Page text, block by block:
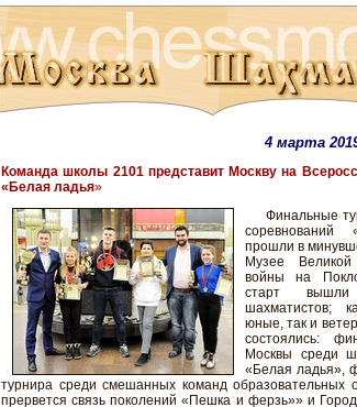
4 марта
Команда школы 2101 представит Москву на
«Белая ладья»
Финальные
соревнований
прошли в
Музее Великой
войны на
старт
шахматистов;
юные, так и
состоялись:
Москвы среди
«Белая ладья»,
турнира среди смешанных команд образовательных
прервется связь поколений «Пешка и ферзь»» и